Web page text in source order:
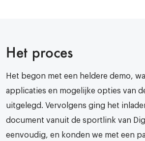
Het proces
Het begon met een heldere demo,
applicaties en mogelijke opties van
uitgelegd. Vervolgens ging het
document vanuit de sportlink van
eenvoudig, en konden we met een